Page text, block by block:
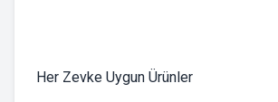
Her Zevke Uygun Ürünler